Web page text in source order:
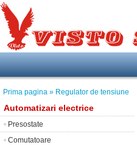
Prima pagina » Regulator de tensiune
Automatizari electrice
• Presostate
• Comutatoare